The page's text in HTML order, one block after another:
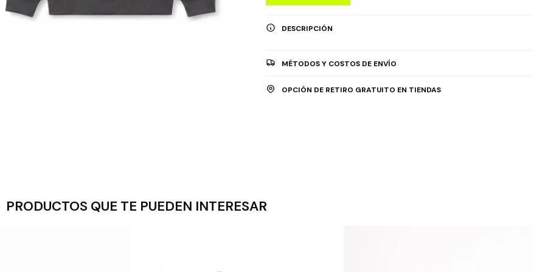
DESCRIPCIÓN
MÉTODOS Y COSTOS DE ENVÍO
OPCIÓN DE RETIRO GRATUITO EN TIENDAS
PRODUCTOS QUE TE PUEDEN INTERESAR